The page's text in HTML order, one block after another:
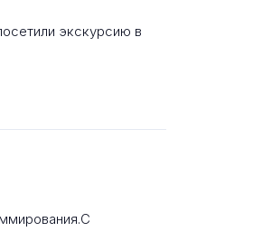
экскурсию в